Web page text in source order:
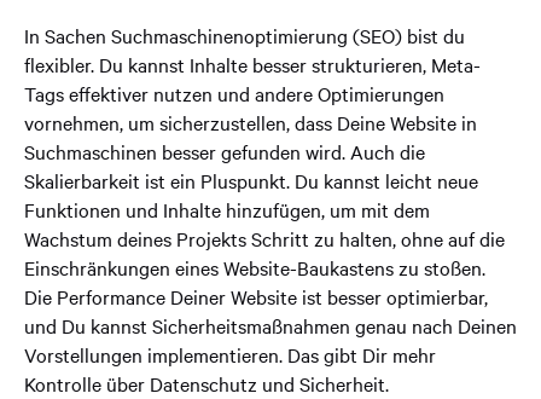
In Sachen Suchmaschinenoptimierung (SEO) bist du
flexibler. Du kannst Inhalte besser strukturieren, Meta-
Tags effektiver nutzen und andere Optimierungen
vornehmen, um sicherzustellen, dass Deine Website in
Suchmaschinen besser gefunden wird. Auch die
Skalierbarkeit ist ein Pluspunkt. Du kannst leicht neue
Funktionen und Inhalte hinzufügen, um mit dem
Wachstum deines Projekts Schritt zu halten, ohne auf die
Einschränkungen eines Website-Baukastens zu stoßen.
Die Performance Deiner Website ist besser optimierbar,
und Du kannst Sicherheitsmaßnahmen genau nach Deinen
Vorstellungen implementieren. Das gibt Dir mehr
Kontrolle über Datenschutz und Sicherheit.